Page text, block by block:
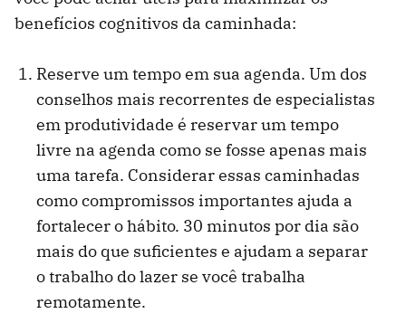
benefícios cognitivos da caminhada:
Reserve um tempo em sua agenda. Um dos
conselhos mais recorrentes de especialistas
em produtividade é reservar um tempo
livre na agenda como se fosse apenas mais
uma tarefa. Considerar essas caminhadas
como compromissos importantes ajuda a
fortalecer o hábito. 30 minutos por dia são
mais do que suficientes e ajudam a separar
o trabalho do lazer se você trabalha
remotamente.